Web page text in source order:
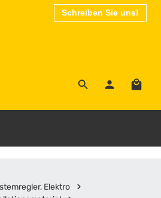
Schreiben Sie uns!
Elektro